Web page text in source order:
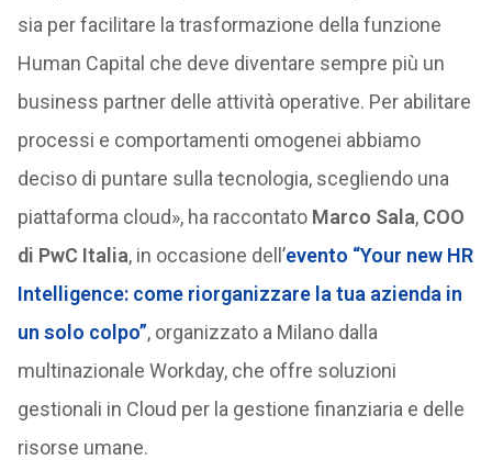
sia per facilitare la trasformazione della funzione
Human Capital che deve diventare sempre più un
business partner delle attività operative. Per abilitare
processi e comportamenti omogenei abbiamo
deciso di puntare sulla tecnologia, scegliendo una
piattaforma cloud», ha raccontato Marco Sala, COO
di PwC Italia, in occasione dell’evento “Your new HR
Intelligence: come riorganizzare la tua azienda in
un solo colpo”, organizzato a Milano dalla
multinazionale Workday, che offre soluzioni
gestionali in Cloud per la gestione finanziaria e delle
risorse umane.